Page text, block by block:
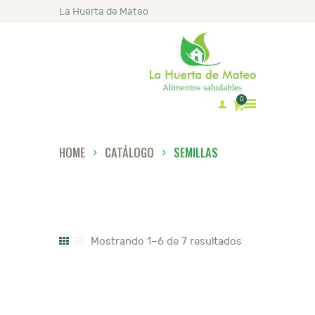
La Huerta de Mateo
0
HOME CATÁLOGO SEMILLAS
INICIO
Mostrando 1–6 de 7 resultados